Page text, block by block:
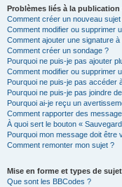
Problèmes liés à la publication
Comment créer un nouveau
Comment modifier ou supprimer
Comment ajouter une signature
Comment créer un sondage ?
Pourquoi ne puis-je pas ajouter
Comment modifier ou supprimer
Pourquoi ne puis-je pas accéder
Pourquoi ne puis-je pas joindre
Pourquoi ai-je reçu un
Comment rapporter des
À quoi sert le bouton «
Pourquoi mon message doit être
Comment remonter mon sujet ?
Mise en forme et types de
Que sont les BBCodes ?